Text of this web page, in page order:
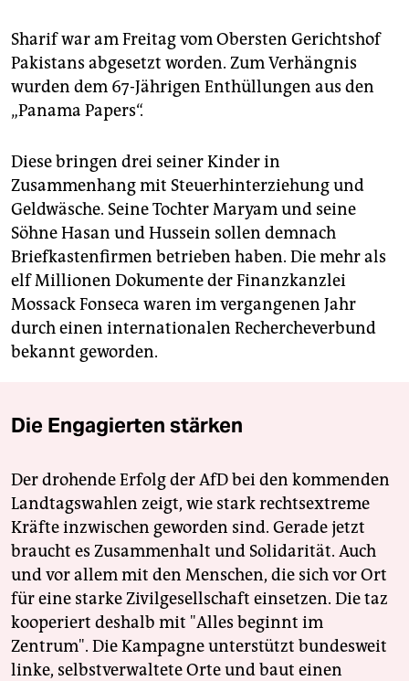
Sharif war am Freitag vom Obersten Gerichtshof
Pakistans abgesetzt worden. Zum Verhängnis
wurden dem 67-Jährigen Enthüllungen aus den
„Panama Papers“.
Diese bringen drei seiner Kinder in
Zusammenhang mit Steuerhinterziehung und
Geldwäsche. Seine Tochter Maryam und seine
Söhne Hasan und Hussein sollen demnach
Briefkastenfirmen betrieben haben. Die mehr als
elf Millionen Dokumente der Finanzkanzlei
Mossack Fonseca waren im vergangenen Jahr
durch einen internationalen Rechercheverbund
bekannt geworden.
Die Engagierten stärken
Der drohende Erfolg der AfD bei den kommenden
Landtagswahlen zeigt, wie stark rechtsextreme
Kräfte inzwischen geworden sind. Gerade jetzt
braucht es Zusammenhalt und Solidarität. Auch
und vor allem mit den Menschen, die sich vor Ort
für eine starke Zivilgesellschaft einsetzen. Die taz
kooperiert deshalb mit "Alles beginnt im
Zentrum". Die Kampagne unterstützt bundesweit
linke, selbstverwaltete Orte und baut einen